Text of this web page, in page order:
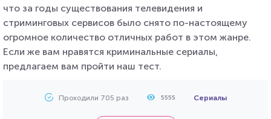
что за годы существования телевидения и
стриминговых сервисов было снято по-настоящему
огромное количество отличных работ в этом жанре.
Если же вам нравятся криминальные сериалы,
предлагаем вам пройти наш тест.
Проходили 705 раз 5555 Сериалы